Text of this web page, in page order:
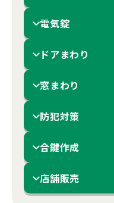
電気錠
ドアまわり
窓まわり
防犯対策
合鍵作成
店舗販売